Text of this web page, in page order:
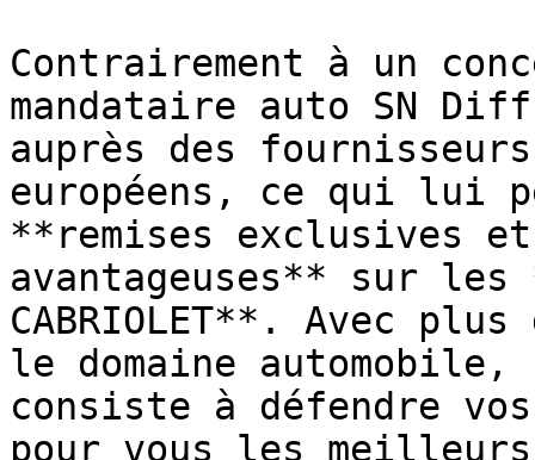
Contrairement à un
mandataire auto SN
auprès des
européens, ce qui lui
**remises exclusives
avantageuses** sur
CABRIOLET**. Avec
le domaine
consiste à défendre
pour vous les